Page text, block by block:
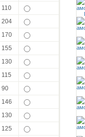
110
204
170
155
130
115
90
146
130
125